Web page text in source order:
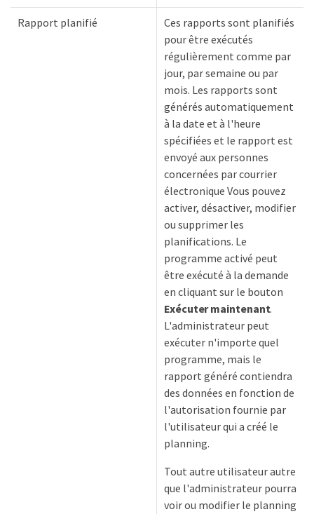
Rapport planifié
Ces rapports sont planifiés
pour être exécutés
régulièrement comme par
jour, par semaine ou par
mois. Les rapports sont
générés automatiquement
à la date et à l'heure
spécifiées et le rapport est
envoyé aux personnes
concernées par courrier
électronique Vous pouvez
activer, désactiver, modifier
ou supprimer les
planifications. Le
programme activé peut
être exécuté à la demande
en cliquant sur le bouton
Exécuter maintenant.
L'administrateur peut
exécuter n'importe quel
programme, mais le
rapport généré contiendra
des données en fonction de
l'autorisation fournie par
l'utilisateur qui a créé le
planning.
Tout autre utilisateur autre
que l'administrateur pourra
voir ou modifier le planning